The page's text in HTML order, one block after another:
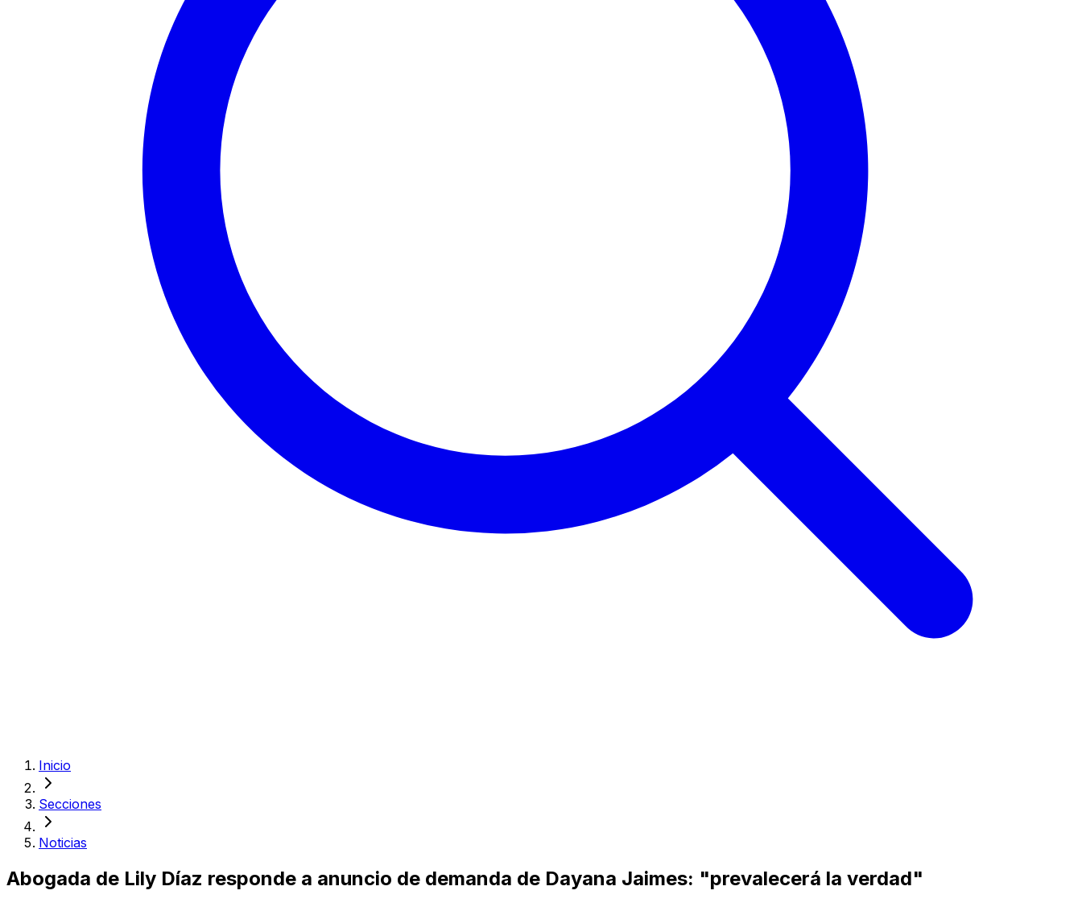
Inicio
Secciones
Noticias
Abogada de Lily Díaz responde a anuncio de demanda de Dayana Jaimes: "prevalecerá la verdad"